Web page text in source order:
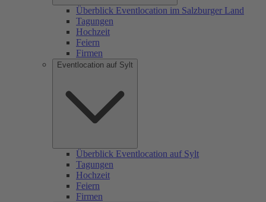
Überblick Eventlocation im Salzburger Land
Tagungen
Hochzeit
Feiern
Firmen
Eventlocation auf Sylt
Überblick Eventlocation auf Sylt
Tagungen
Hochzeit
Feiern
Firmen